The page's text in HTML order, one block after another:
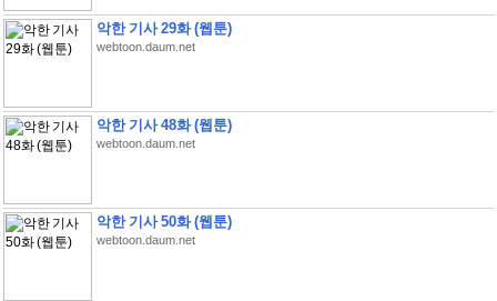
악한 기사 29화 (웹툰)
webtoon.daum.net
악한 기사 48화 (웹툰)
webtoon.daum.net
악한 기사 50화 (웹툰)
webtoon.daum.net